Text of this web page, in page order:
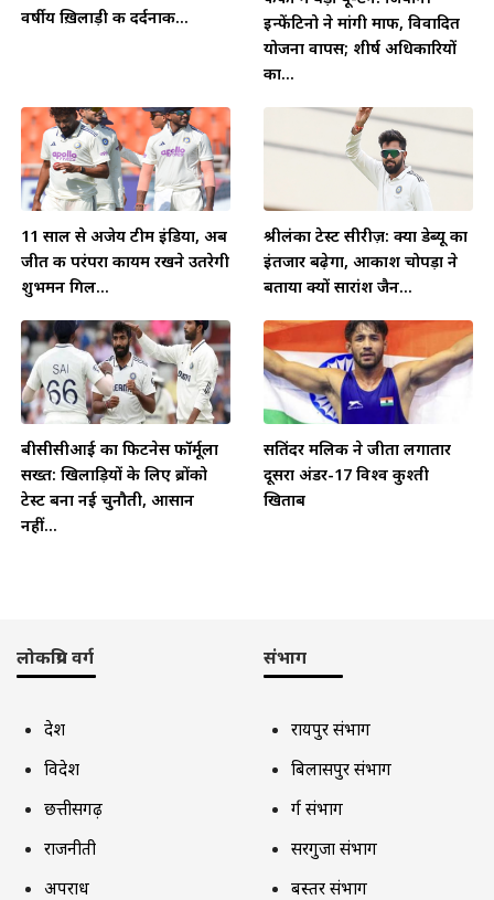
वर्षीय ख़िलाड़ी की दर्दनाक...
इन्फेंटिनो ने मांगी माफी, विवादित
योजना वापस; शीर्ष अधिकारियों
का...
11 साल से अजेय टीम इंडिया, अब
जीत की परंपरा कायम रखने उतरेगी
शुभमन गिल...
श्रीलंका टेस्ट सीरीज़: क्या डेब्यू का
इंतजार बढ़ेगा, आकाश चोपड़ा ने
बताया क्यों सारांश जैन...
बीसीसीआई का फिटनेस फॉर्मूला
सख्त: खिलाड़ियों के लिए ब्रोंको
टेस्ट बना नई चुनौती, आसान
नहीं...
सतिंदर मलिक ने जीता लगातार
दूसरा अंडर-17 विश्व कुश्ती
खिताब
लोकप्रिय वर्ग
देश
विदेश
छत्तीसगढ़
राजनीती
अपराध
संभाग
रायपुर संभाग
बिलासपुर संभाग
दुर्ग संभाग
सरगुजा संभाग
बस्तर संभाग